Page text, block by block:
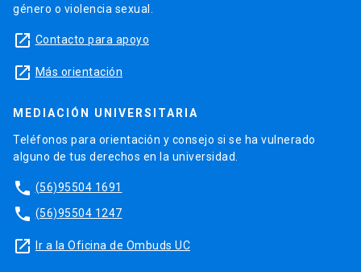
género o violencia sexual.
launch Contacto para apoyo
launch Más orientación
MEDIACIÓN UNIVERSITARIA
Teléfonos para orientación y consejo si se ha vulnerado
alguno de tus derechos en la universidad.
phone (56)95504 1691
phone (56)95504 1247
launch Ir a la Oficina de Ombuds UC